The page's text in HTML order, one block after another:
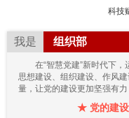
科技
我是 组织部
在“智慧党建”新时代下，
思想建设、组织建设、作风
量，让党的建设更加坚强有力
★ 党的建